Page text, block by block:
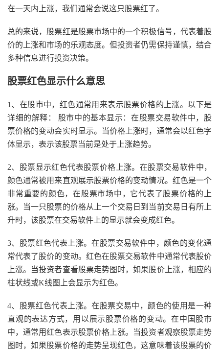
在一天内上涨，我们通常会说这只股票红了。
总的来说，股票红是股票市场中的一个积极信号，代表着股
价的上涨和市场的乐观态度。但投资者仍需保持谨慎，结合
多种信息进行投资决策。
股票红色显示什么意思
1、在股市中，红色通常用来表示股票价格的上涨。以下是
详细的解释： 股市中的基本显示：在股票交易软件中，股
票价格的变动会实时显示。当价格上涨时，通常会以红色字
体显示，表示该股票当前是处于上涨趋势。
2、股票显示红色代表股票价格上涨。在股票交易软件中，
颜色通常被用来直观展示股票价格的变动情况。红色是一个
非常重要的颜色，在股票市场中，它代表了股票价格的上
涨。当一只股票的价格从上一个交易日到当前交易日有所上
升时，该股票在交易软件上的显示就会变成红色。
3、股票红色代表上涨。在股票交易软件中，颜色的变化通
常代表了股价的变动。红色在股票交易软件中通常代表股价
上涨。当投资者查看股票走势图时，如果股价上涨，相应的
柱状线或K线图上会显示为红色。
4、股票红色代表上涨。在股票交易中，颜色的使用是一种
直观的表达方式，用以展示股票价格的变动。在中国股市
中，通常用红色表示股票价格上涨。当投资者观察股票走势
图时，如果股票价格的走势呈现红色，这意味着该股票的价